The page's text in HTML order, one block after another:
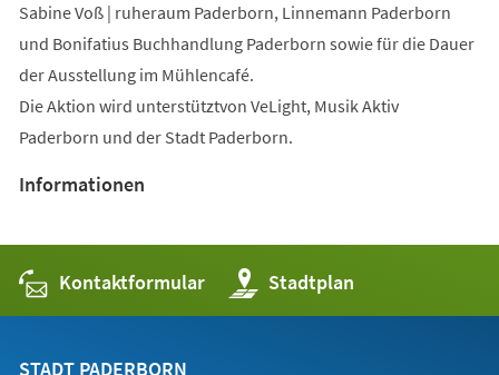
Sabine Voß | ruheraum Paderborn, Linnemann Paderborn
und Bonifatius Buchhandlung Paderborn sowie für die Dauer
der Ausstellung im Mühlencafé.
Die Aktion wird unterstütztvon VeLight, Musik Aktiv
Paderborn und der Stadt Paderborn.
Informationen
Kontaktformular Stadtplan
(Öffnet
in
einem
STADT PADERBORN